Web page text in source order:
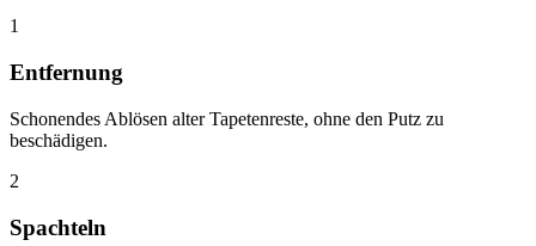
1
Entfernung
Schonendes Ablösen alter Tapetenreste, ohne den Putz zu
beschädigen.
2
Spachteln